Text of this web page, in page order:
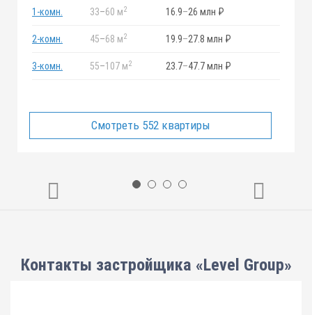
1-комн. 33–60 м2 16.9–26 млн ₽
2-комн. 45–68 м2 19.9–27.8 млн ₽
3-комн. 55–107 м2 23.7–47.7 млн ₽
Смотреть 552 квартиры
Контакты застройщика «Level Group»